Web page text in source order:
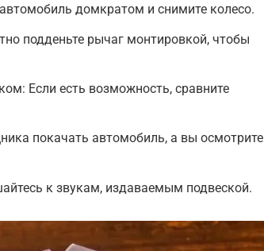
домкратом и снимите колесо.
подденьте рычаг монтировкой, чтобы
Если есть возможность, сравните
покачать автомобиль, а вы осмотрите
к звукам, издаваемым подвеской.